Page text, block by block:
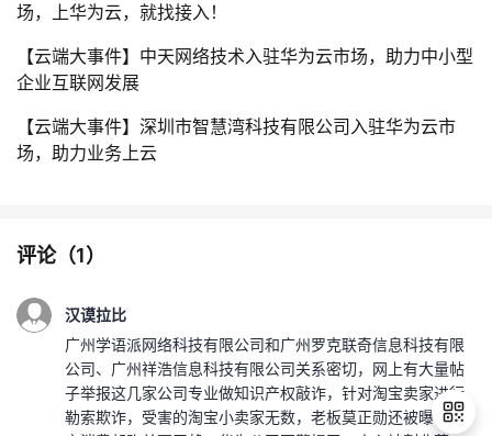
场，上华为云，就找接入！
【云端大事件】中天网络技术入驻华为云市场，助力中小型
企业互联网发展
【云端大事件】深圳市智慧湾科技有限公司入驻华为云市
场，助力业务上云
评论（1）
汉谟拉比
广州学语派网络科技有限公司和广州罗克联奇信息科技有限
公司、广州祥浩信息科技有限公司关系密切，网上有大量帖
子举报这几家公司专业做知识产权敲诈，针对淘宝卖家进行
勒索欺诈，受害的淘宝小卖家无数，老板莫正勋还被曝在淘